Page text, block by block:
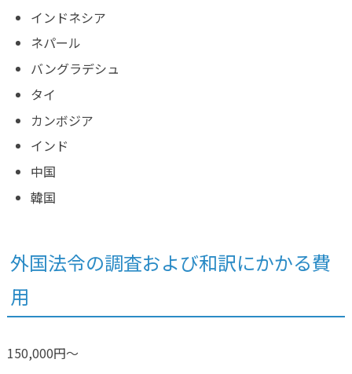
インドネシア
ネパール
バングラデシュ
タイ
カンボジア
インド
中国
韓国
外国法令の調査および和訳にかかる費
用
150,000円～